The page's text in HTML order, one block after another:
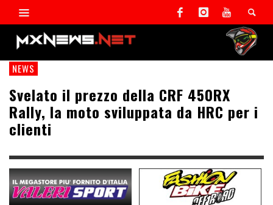
NEWS
Svelato il prezzo della CRF 450RX
Rally, la moto sviluppata da HRC per i
clienti